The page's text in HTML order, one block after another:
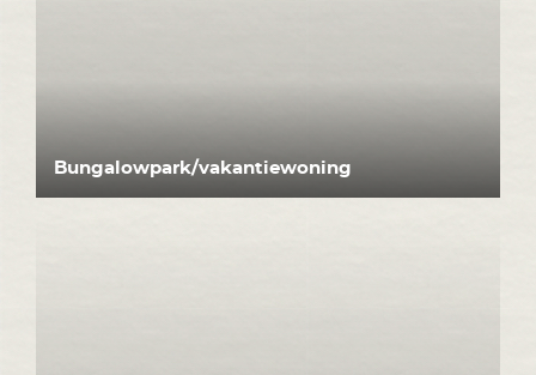
Bungalowpark/vakantiewoning